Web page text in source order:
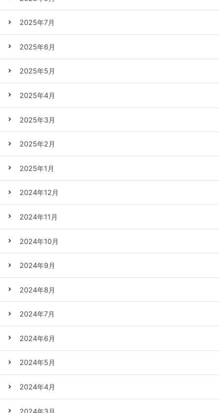
2025年7月
2025年6月
2025年5月
2025年4月
2025年3月
2025年2月
2025年1月
2024年12月
2024年11月
2024年10月
2024年9月
2024年8月
2024年7月
2024年6月
2024年5月
2024年4月
2024年3月